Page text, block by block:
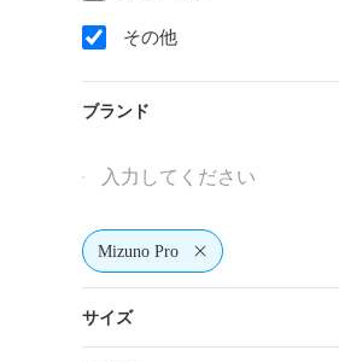
その他
ブランド
Mizuno Pro
サイズ